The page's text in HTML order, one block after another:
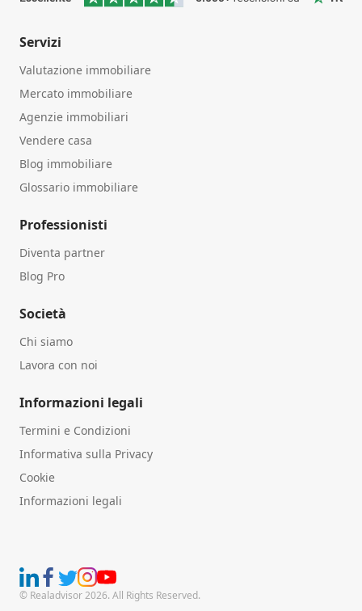
Servizi
Valutazione immobiliare
Mercato immobiliare
Agenzie immobiliari
Vendere casa
Blog immobiliare
Glossario immobiliare
Professionisti
Diventa partner
Blog Pro
Società
Chi siamo
Lavora con noi
Informazioni legali
Termini e Condizioni
Informativa sulla Privacy
Cookie
Informazioni legali
© Realadvisor 2026. All Rights Reserved.